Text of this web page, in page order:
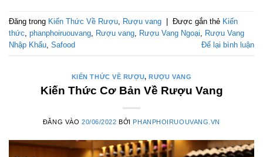
Đăng trong Kiến Thức Về Rượu Rượu vang Được gắn thẻ Kiến
thức phanphoiruouvang Rượu vang Rượu Vang Ngoại
Rượu Vang
Nhập Khẩu Safood Để lại bình luận
KIẾN THỨC VỀ RƯỢU, RƯỢU VANG
Kiến Thức Cơ Bản Về Rượu Vang
ĐĂNG VÀO 20/06/2022 BỞI PHANPHOIRUOUVANG.VN